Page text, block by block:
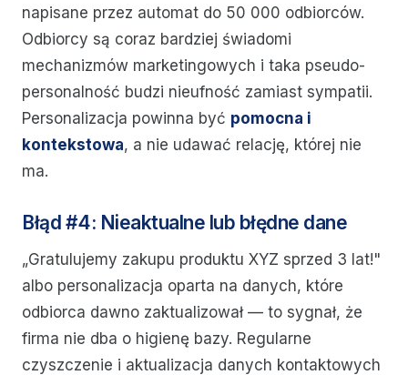
napisane przez automat do 50 000 odbiorców.
Odbiorcy są coraz bardziej świadomi
mechanizmów marketingowych i taka pseudo-
personalność budzi nieufność zamiast sympatii.
Personalizacja powinna być pomocna i
kontekstowa, a nie udawać relację, której nie
ma.
Błąd #4: Nieaktualne lub błędne dane
„Gratulujemy zakupu produktu XYZ sprzed 3 lat!"
albo personalizacja oparta na danych, które
odbiorca dawno zaktualizował — to sygnał, że
firma nie dba o higienę bazy. Regularne
czyszczenie i aktualizacja danych kontaktowych